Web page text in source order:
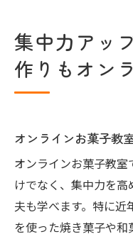
集中力アッ
作りもオン
オンラインお菓子教
オンラインお菓子教
けでなく、集中力を
夫も学べます。特に
を使った焼き菓子や